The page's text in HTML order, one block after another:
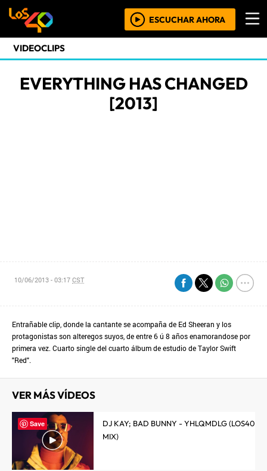
ESCUCHAR AHORA
VIDEOCLIPS
EVERYTHING HAS CHANGED
[2013]
10/06/2013 - 03:17CST
Entrañable clip, donde la cantante se acompaña de Ed Sheeran y los
protagonistas son alteregos suyos, de entre 6 ú 8 años enamorandose por
primera vez. Cuarto single del cuarto álbum de estudio de Taylor Swift
"Red".
VER MÁS VÍDEOS
DJ KAY; BAD BUNNY - YHLQMDLG (LOS40
MIX)
Save